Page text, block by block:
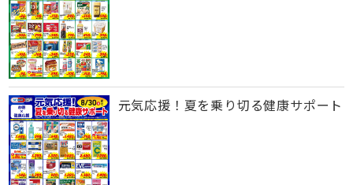
元気応援！夏を乗り切る健康サポート